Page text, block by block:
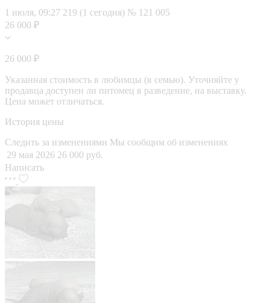
1 июля, 09:27 219 (1 сегодня) № 121 005
26 000 ₽
26 000 ₽
Указанная стоимость в любимцы (в семью). Уточняйте у
продавца доступен ли питомец в разведение, на выставку.
Цена может отличаться.
История цены
Следить за изменениями Мы сообщим об изменениях
29 мая 2026 26 000 руб.
Написать